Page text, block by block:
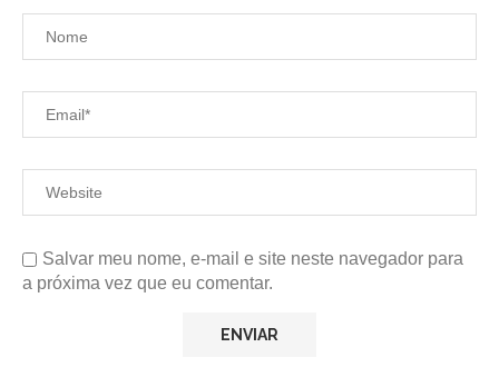
Salvar meu nome, e-mail e site neste navegador para
a próxima vez que eu comentar.